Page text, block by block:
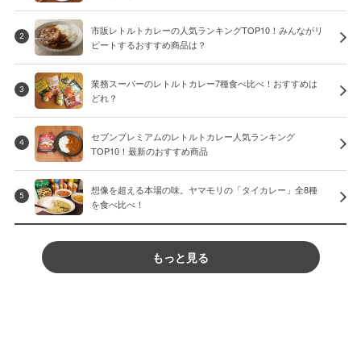
2
市販レトルトカレーの人気ランキングTOP10！みんながリ
ピートするおすすめ商品は？
3
業務スーパーのレトルトカレー7種食べ比べ！おすすめは
どれ？
4
セブンプレミアムのレトルトカレー人気ランキング
TOP10！最新のおすすめ商品
5
想像を超える本場の味。ヤマモリの「タイカレー」全8種
を食べ比べ！
もっと見る